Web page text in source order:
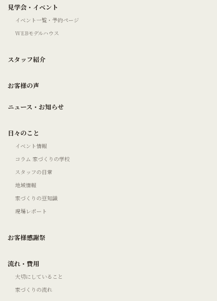
見学会・イベント
イベント一覧・予約ページ
WEBモデルハウス
スタッフ紹介
お客様の声
ニュース・お知らせ
日々のこと
イベント情報
コラム 家づくりの学校
スタッフの日常
地域情報
家づくりの豆知識
現場レポート
お客様感謝祭
流れ・費用
大切にしていること
家づくりの流れ